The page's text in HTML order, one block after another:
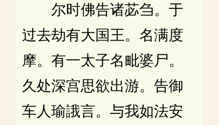
尔时佛告诸苾刍。于
过去劫有大国王。名满度
摩。有一太子名毗婆尸。
久处深宫思欲出游。告御
车人瑜誐言。与我如法安